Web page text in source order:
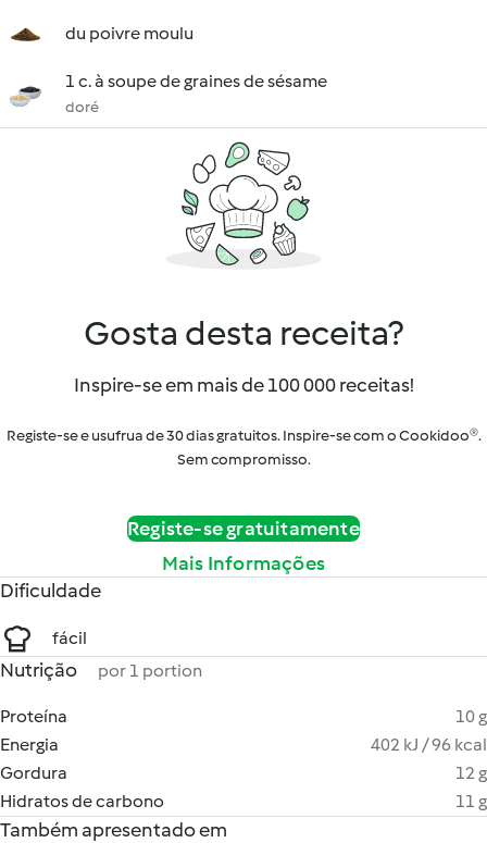
du poivre moulu
1 c. à soupe de graines de sésame
doré
Gosta desta receita?
Inspire-se em mais de 100 000 receitas!
Registe-se e usufrua de 30 dias gratuitos. Inspire-se com o Cookidoo®.
Sem compromisso.
Registe-se gratuitamente
Mais Informações
Dificuldade
fácil
Nutrição por 1 portion
Proteína
10 g
Energia
402 kJ / 96 kcal
Gordura
12 g
Hidratos de carbono
11 g
Também apresentado em